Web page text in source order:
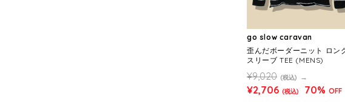
go slow caravan
歪んだボーダーニット ロン
スリーブ TEE (MENS)
¥9,020 (税込)
¥2,706 (税込) 70% OFF